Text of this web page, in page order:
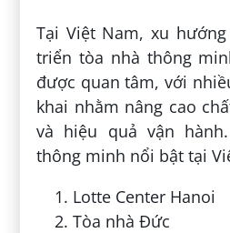
Tại Việt Nam, xu
triển tòa nhà thông
được quan tâm, với
khai nhằm nâng cao
và hiệu quả vận
thông minh nổi bật tại
Lotte Center Hanoi
Tòa nhà Đức